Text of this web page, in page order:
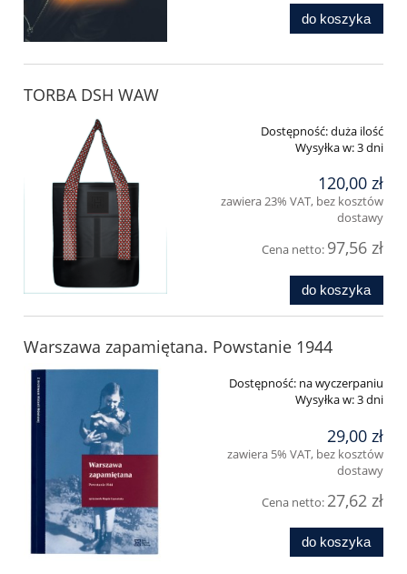
do koszyka
TORBA DSH WAW
Dostępność:duża ilość
Wysyłka w:3 dni
120,00 zł
zawiera 23% VAT, bez kosztów
dostawy
Cena netto: 97,56 zł
do koszyka
Warszawa zapamiętana. Powstanie 1944
Dostępność: na wyczerpaniu
Wysyłka w:3 dni
29,00 zł
zawiera 5% VAT, bez kosztów
dostawy
Cena netto: 27,62 zł
do koszyka